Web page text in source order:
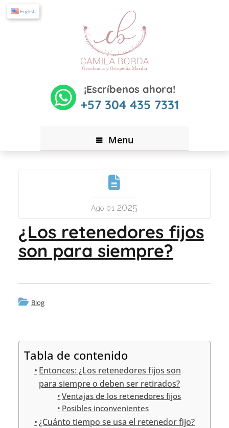
¡Escríbenos ahora!
+57 304 435 7331
English
Menu
Ago 01 2025
¿Los retenedores fijos
son para siempre?
Blog
Tabla de contenido
Entonces: ¿Los retenedores fijos son
para siempre o deben ser retirados?
Ventajas de los retenedores fijos
Posibles inconvenientes
¿Cuánto tiempo se usa el retenedor fijo?